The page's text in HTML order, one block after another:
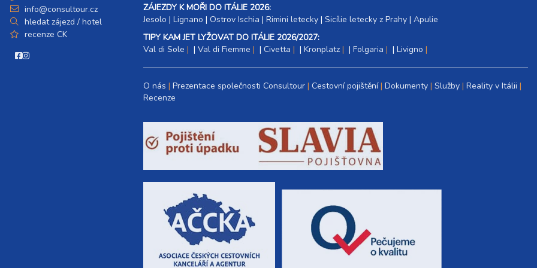
info@consultour.cz
hledat zájezd / hotel
recenze CK
ZÁJEZDY K MOŘI DO ITÁLIE 2026:
Jesolo | Lignano | Ostrov Ischia | Rimini letecky | Sicílie letecky z Prahy | Apulie
TIPY KAM JET LYŽOVAT DO ITÁLIE 2026/2027:
Val di Sole
| Val di Fiemme | Civetta | Kronplatz | Folgaria | Livigno
O nás Prezentace společnosti Consultour Cestovní pojištění Dokumenty Služby Reality v Itálii
Recenze